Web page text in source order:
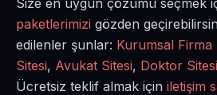
Size en uygun çözümü seçmek
paketlerimizi gözden
edilenler şunlar: Kurumsal Firma
Sitesi, Avukat Sitesi, Doktor Sitesi
Ücretsiz teklif almak için iletişim